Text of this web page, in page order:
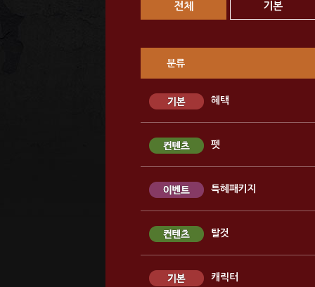
전체 기본
분류
혜택
펫
특혜패키지
탈것
캐릭터